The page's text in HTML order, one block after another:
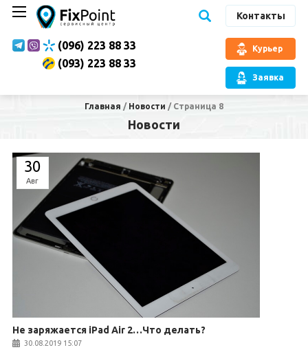
Контакты
(096) 223 88 33
(093) 223 88 33
Курьер
Заявка
Главная / Новости / Страница 8
Новости
30
Авг
Не заряжается iPad Air 2…Что делать?
30.08.2019 15:07